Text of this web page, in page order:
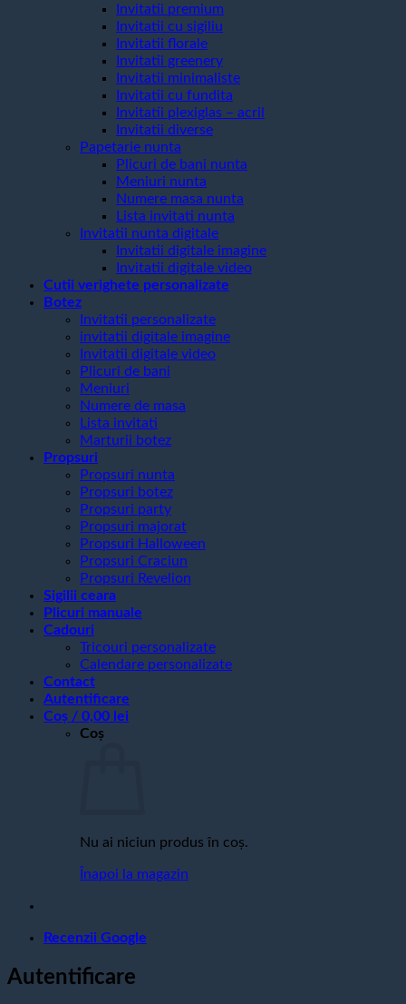
Invitatii premium
Invitatii cu sigiliu
Invitatii florale
Invitatii greenery
Invitatii minimaliste
Invitatii cu fundita
Invitatii plexiglas – acril
Invitatii diverse
Papetarie nunta
Plicuri de bani nunta
Meniuri nunta
Numere masa nunta
Lista invitati nunta
Invitatii nunta digitale
Invitatii digitale imagine
Invitatii digitale video
Cutii verighete personalizate
Botez
Invitatii personalizate
invitatii digitale imagine
Invitatii digitale video
Plicuri de bani
Meniuri
Numere de masa
Lista invitati
Marturii botez
Propsuri
Propsuri nunta
Propsuri botez
Propsuri party
Propsuri majorat
Propsuri Halloween
Propsuri Craciun
Propsuri Revelion
Sigilii ceara
Plicuri manuale
Cadouri
Tricouri personalizate
Calendare personalizate
Contact
Autentificare
Coș / 0,00 lei
Coș
Nu ai niciun produs în coș.
Înapoi la magazin
Recenzii Google
Autentificare